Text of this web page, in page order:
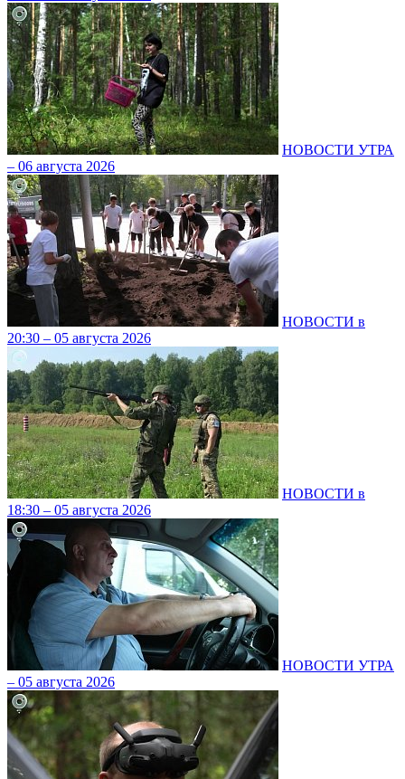
НОВОСТИ УТРА
– 06 августа 2026
НОВОСТИ в
20:30 – 05 августа 2026
НОВОСТИ в
18:30 – 05 августа 2026
НОВОСТИ УТРА
– 05 августа 2026